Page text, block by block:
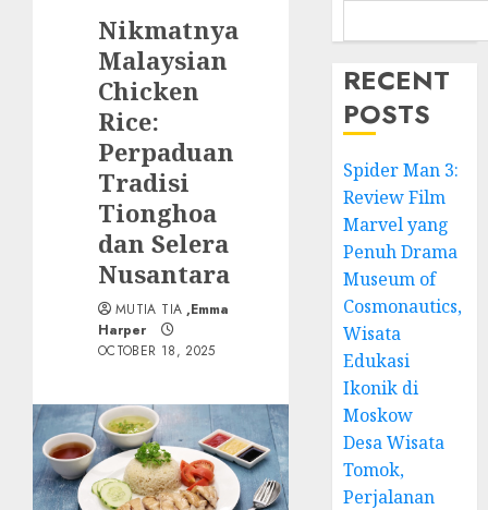
Nikmatnya
Malaysian
Chicken
Rice:
Perpaduan
Tradisi
Tionghoa
dan Selera
Nusantara
MUTIA TIA ,Emma
Harper
OCTOBER 18, 2025
RECENT
POSTS
Spider Man 3:
Review Film
Marvel yang
Penuh Drama
Museum of
Cosmonautics,
Wisata
Edukasi
Ikonik di
Moskow
Desa Wisata
Tomok,
Perjalanan